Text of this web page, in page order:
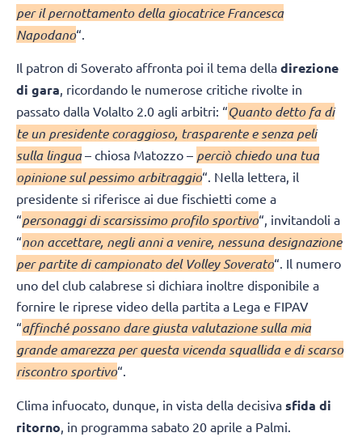
per il pernottamento della giocatrice Francesca
Napodano“.
Il patron di Soverato affronta poi il tema della direzione
di gara, ricordando le numerose critiche rivolte in
passato dalla Volalto 2.0 agli arbitri: “Quanto detto fa di
te un presidente coraggioso, trasparente e senza peli
sulla lingua– chiosa Matozzo – perciò chiedo una tua
opinione sul pessimo arbitraggio“. Nella lettera, il
presidente si riferisce ai due fischietti come a
“personaggi di scarsissimo profilo sportivo“, invitandoli a
“non accettare, negli anni a venire, nessuna designazione
per partite di campionato del Volley Soverato“. Il numero
uno del club calabrese si dichiara inoltre disponibile a
fornire le riprese video della partita a Lega e FIPAV
“affinché possano dare giusta valutazione sulla mia
grande amarezza per questa vicenda squallida e di scarso
riscontro sportivo“.
Clima infuocato, dunque, in vista della decisiva sfida di
ritorno , in programma sabato 20 aprile a Palmi.